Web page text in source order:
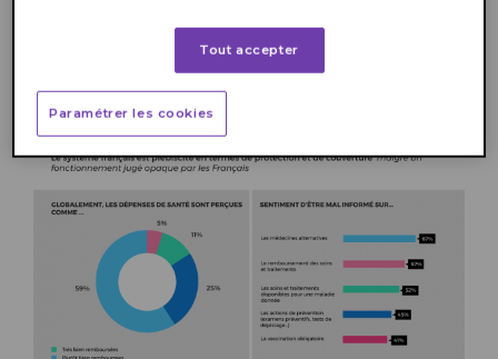
Tout accepter
Paramétrer les cookies